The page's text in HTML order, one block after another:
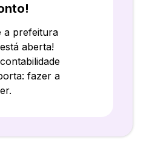
a prefeitura
aberta!
fazer a